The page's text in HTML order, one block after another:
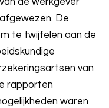
De
te twijfelen aan de
van
rapporten
waren